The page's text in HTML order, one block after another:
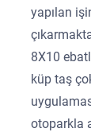
yapılan
8X10
küp taş
otoparkla